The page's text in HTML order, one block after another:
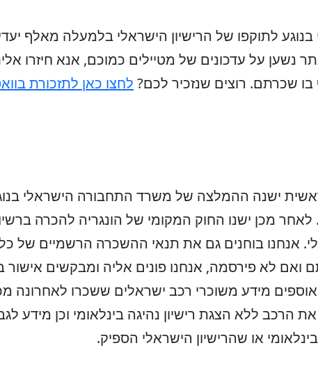
לתוקפו של הרישיון הישראלי בלמעלה מאלף
על עדכונים של מטיילים כמוכם, אנא חיזרו
בו שכרתם. רוצים שנזכיר לכם? לחצו כאן לתזכורת
ראשית ישנה ההמלצה של משרד התחבורה הישראלי
מכן ישנו החוק המקומי של הונגריה להכרה
אנחנו בוחנים גם את תנאי ההשכרה הרשמיים של
ואם לא פירסמה, אנחנו פונים אליה ומבקשים אישור
אוספים מידע משוכרי רכב ישראלים ששכרו לאחרונה
ללא הצגת רישיון נהיגה בינלאומי וכן מידע
או שהרישיון הישראלי הספיק.